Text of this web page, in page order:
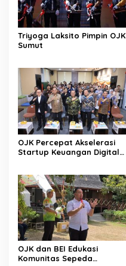
Triyoga Laksito Pimpin OJK
Sumut
OJK Percepat Akselerasi
Startup Keuangan Digital
OJK dan BEI Edukasi
Komunitas Sepeda